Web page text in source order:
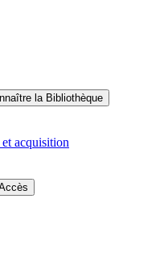
la Bibliothèque
acquisition